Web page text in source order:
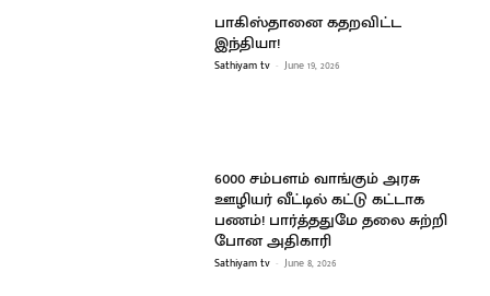
பாகிஸ்தானை கதறவிட்ட
இந்தியா!
Sathiyam tv - June 19, 2026
6000 சம்பளம் வாங்கும் அரசு
ஊழியர் வீட்டில் கட்டு கட்டாக
பணம்! பார்த்ததுமே தலை சுற்றி
போன அதிகாரி
Sathiyam tv - June 8, 2026